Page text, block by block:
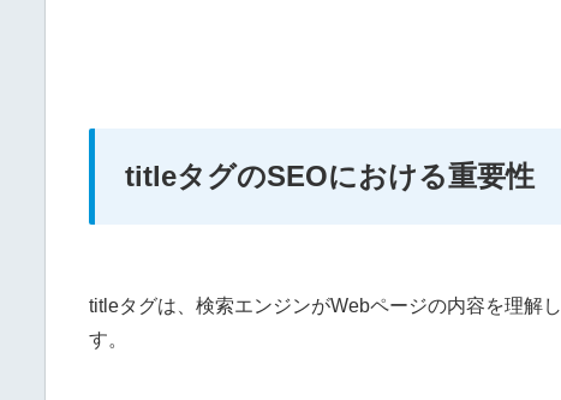
titleタグのSEOにおける重要性
titleタグは、検索エンジンがWebページの内容を理解
す。